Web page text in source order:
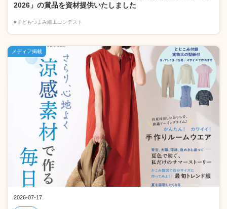
2026」の賞品を資材提供いたしました
#子どもつまみ細工コンテスト
2026-07-17
メディア掲載